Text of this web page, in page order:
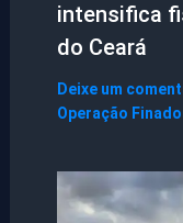
intensifica
do Ceará
Deixe um
Operação